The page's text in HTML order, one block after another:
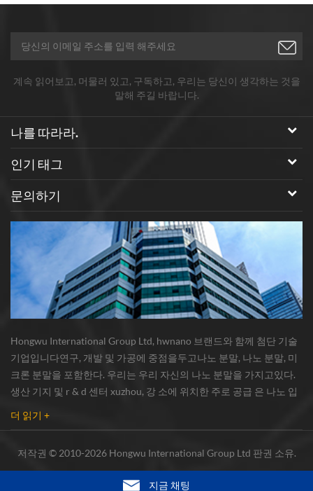
계속 읽어보고, 머물러 있고, 구독하고, 우리는 당신이 생각하는 것을
말해 주길 바랍니다.
나를 따라라.
인기 태그
문의하기
Hongwu International Group Ltd, hwnano 브랜드와 함께 첨단 기술
기업입니다연구, 개발 및 가공에 중점을두고나노 분말, 나노 분말, 미
크론 분말을 포함한다. 우리는 우리 자신의 나노 분말을 가지고있다.
생산 기지 및 r & d 센터 xuzhou, 강 소에 위치한 주로 공급 은 나노 입
하게 유명한 연구와 협력했다.대학, 국내 선도 기술 공장 및 국립 연구
더 읽기 +
저작권 © 2010-2026 Hongwu International Group Ltd 판권 소유.
지금 채팅